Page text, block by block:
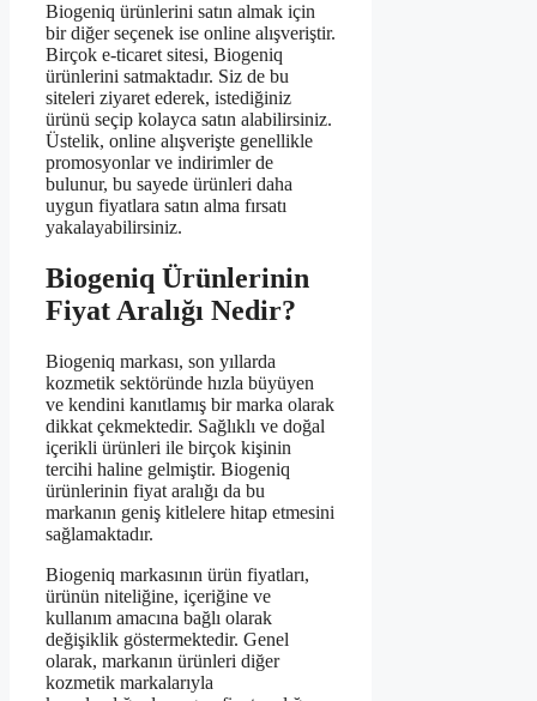
Biogeniq ürünlerini satın almak için
bir diğer seçenek ise online alışveriştir.
Birçok e-ticaret sitesi, Biogeniq
ürünlerini satmaktadır. Siz de bu
siteleri ziyaret ederek, istediğiniz
ürünü seçip kolayca satın alabilirsiniz.
Üstelik, online alışverişte genellikle
promosyonlar ve indirimler de
bulunur, bu sayede ürünleri daha
uygun fiyatlara satın alma fırsatı
yakalayabilirsiniz.
Biogeniq Ürünlerinin
Fiyat Aralığı Nedir?
Biogeniq markası, son yıllarda
kozmetik sektöründe hızla büyüyen
ve kendini kanıtlamış bir marka olarak
dikkat çekmektedir. Sağlıklı ve doğal
içerikli ürünleri ile birçok kişinin
tercihi haline gelmiştir. Biogeniq
ürünlerinin fiyat aralığı da bu
markanın geniş kitlelere hitap etmesini
sağlamaktadır.
Biogeniq markasının ürün fiyatları,
ürünün niteliğine, içeriğine ve
kullanım amacına bağlı olarak
değişiklik göstermektedir. Genel
olarak, markanın ürünleri diğer
kozmetik markalarıyla